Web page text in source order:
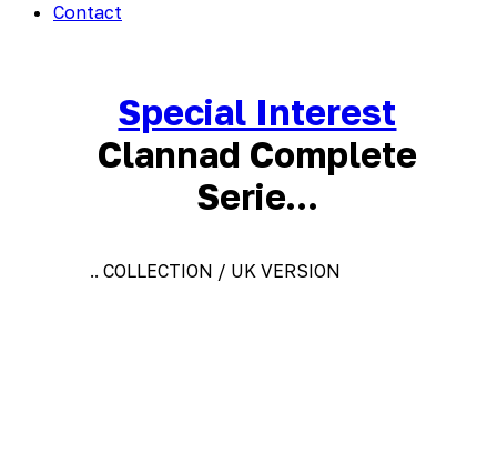
Contact
Special Interest
Clannad Complete
Serie...
.. COLLECTION / UK VERSION